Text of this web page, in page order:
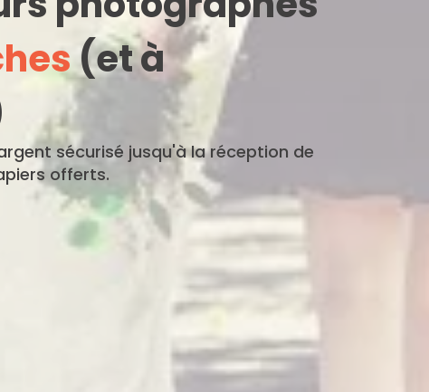
(et à
sécurisé jusqu'à la réception de
offerts.